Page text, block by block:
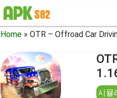
Home » OTR – Offroad Car
시뮬